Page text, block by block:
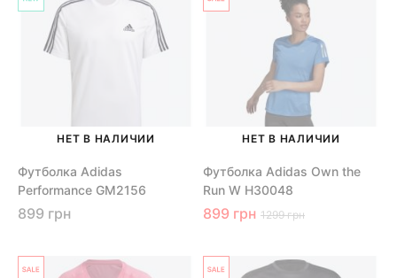
НЕТ В НАЛИЧИИ
Футболка Adidas
Performance GM2156
899 грн
НЕТ В НАЛИЧИИ
Футболка Adidas Own the
Run W H30048
899 грн 1299 грн